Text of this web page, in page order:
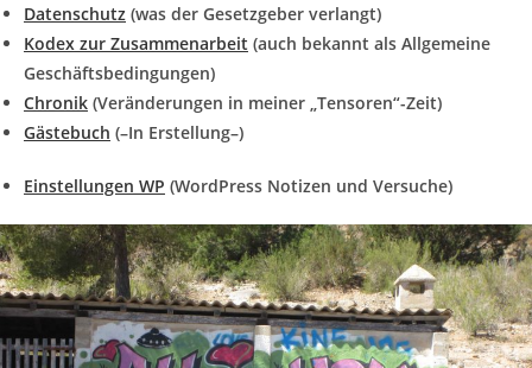
Datenschutz (was der Gesetzgeber verlangt)
Kodex zur Zusammenarbeit (auch bekannt als Allgemeine
Geschäftsbedingungen)
Chronik (Veränderungen in meiner „Tensoren“-Zeit)
Gästebuch (–In Erstellung–)
Einstellungen WP (WordPress Notizen und Versuche)